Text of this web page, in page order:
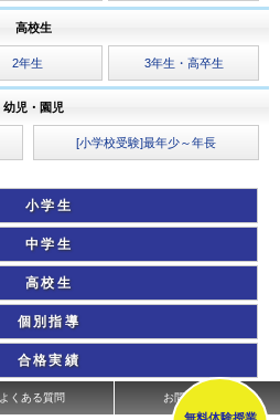
無料体験授業
高校生
2年生 3年生・高卒生
幼児・園児
[小学校受験]最年少～年長
小学生
中学生
高校生
個別指導
合格実績
よくある質問 お問い合わせ